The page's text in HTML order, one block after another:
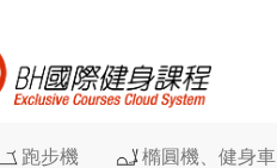
跑步機 橢圓機、健身車